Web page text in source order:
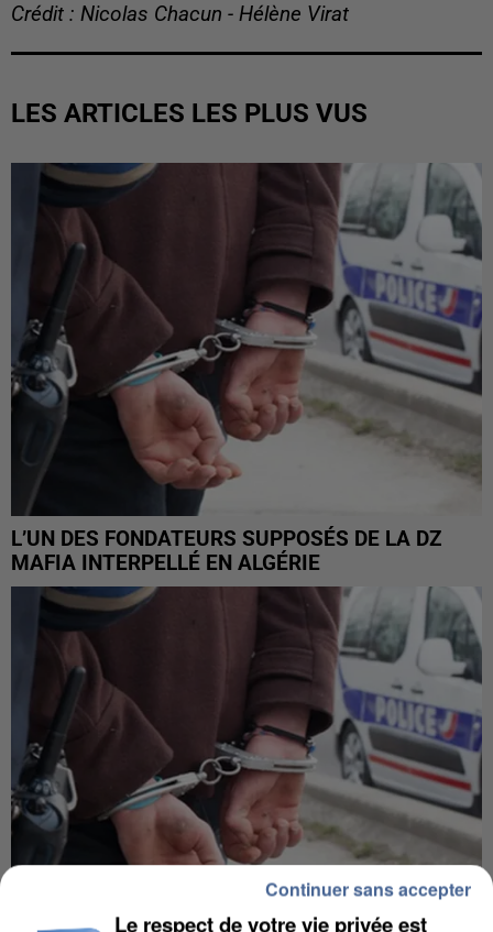
Crédit : Nicolas Chacun - Hélène Virat
LES ARTICLES LES PLUS VUS
L’UN DES FONDATEURS SUPPOSÉS DE LA DZ
MAFIA INTERPELLÉ EN ALGÉRIE
Le respect de votre vie privée est
Continuer sans accepter